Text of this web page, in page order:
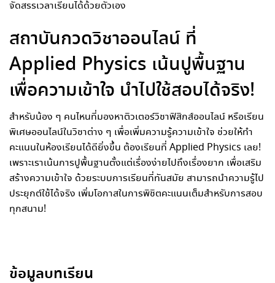
จัดสรรเวลาเรียนได้ด้วยตัวเอง
สถาบันกวดวิชาออนไลน์ ที่
Applied Physics เน้นปูพื้นฐาน
เพื่อความเข้าใจ นำไปใช้สอบได้จริง!
สำหรับน้อง ๆ คนไหนที่มองหาติวเตอร์วิชาฟิสิกส์ออนไลน์ หรือเรียน
พิเศษออนไลน์ในวิชาต่าง ๆ เพื่อเพิ่มความรู้ความเข้าใจ ช่วยให้ทำ
คะแนนในห้องเรียนได้ดียิ่งขึ้น ต้องเรียนที่ Applied Physics เลย!
เพราะเราเน้นการปูพื้นฐานตั้งแต่เรื่องง่ายไปถึงเรื่องยาก เพื่อเสริม
สร้างความเข้าใจ ด้วยระบบการเรียนที่ทันสมัย สามารถนำความรู้ไป
ประยุกต์ใช้ได้จริง เพิ่มโอกาสในการพิชิตคะแนนเต็มสำหรับการสอบ
ทุกสนาม!
ข้อมูลบทเรียน